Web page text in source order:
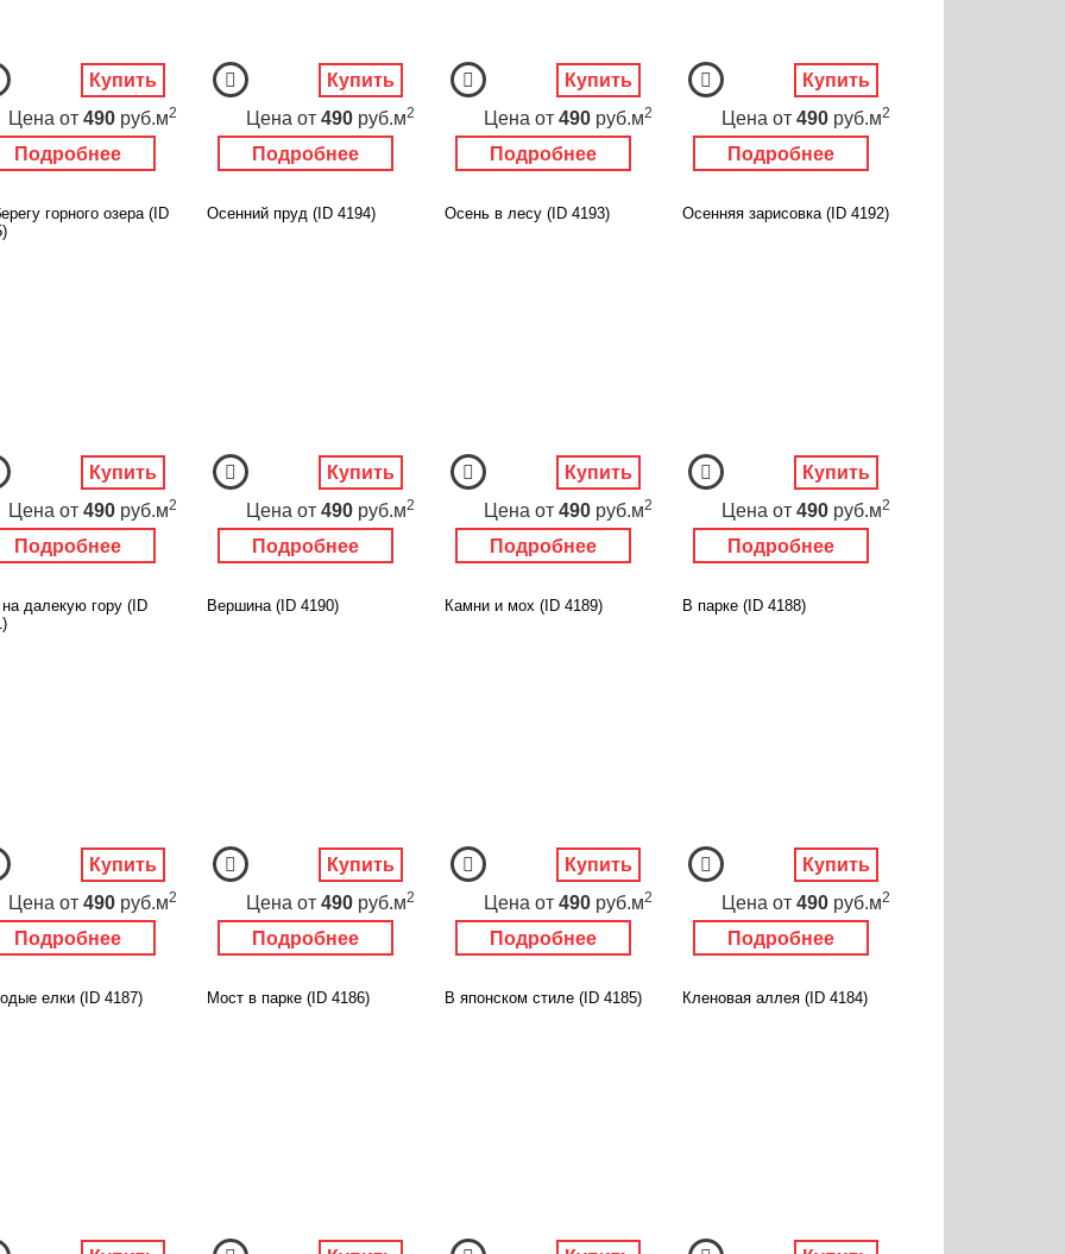
Подробнее
Цена от 490 руб.м2
Купить
Подробнее
Цена от 490 руб.м2
Купить
Подробнее
Цена от 490 руб.м2
Купить
Подробнее
Цена от 490 руб.м2
Купить
горного озера (ID
Подробнее
Цена от 490 руб.м2
Купить
Осенний пруд (ID 4194)
Подробнее
Цена от 490 руб.м2
Купить
Осень в лесу (ID 4193)
Подробнее
Цена от 490 руб.м2
Купить
Осенняя зарисовка (ID 4192)
Подробнее
Цена от 490 руб.м2
Купить
далекую гору (ID
Подробнее
Цена от 490 руб.м2
Купить
Вершина (ID 4190)
Подробнее
Цена от 490 руб.м2
Купить
Камни и мох (ID 4189)
Подробнее
Цена от 490 руб.м2
Купить
В парке (ID 4188)
Подробнее
Цена от 490 руб.м2
Купить
елки (ID 4187) Мост в парке (ID 4186) В японском стиле (ID 4185) Кленовая аллея (ID 4184)